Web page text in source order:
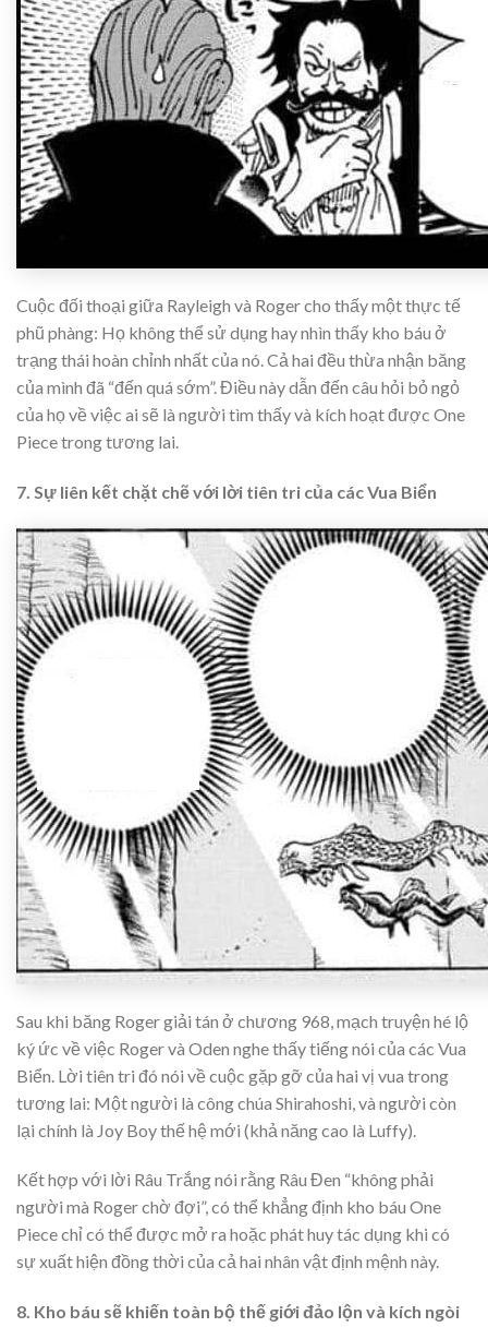
Cuộc đối thoại giữa Rayleigh và Roger cho thấy một thực tế
phũ phàng: Họ không thể sử dụng hay nhìn thấy kho báu ở
trạng thái hoàn chỉnh nhất của nó. Cả hai đều thừa nhận băng
của mình đã “đến quá sớm”. Điều này dẫn đến câu hỏi bỏ ngỏ
của họ về việc ai sẽ là người tìm thấy và kích hoạt được One
Piece trong tương lai.
7. Sự liên kết chặt chẽ với lời tiên tri của các Vua Biển
Sau khi băng Roger giải tán ở chương 968, mạch truyện hé lộ
ký ức về việc Roger và Oden nghe thấy tiếng nói của các Vua
Biển. Lời tiên tri đó nói về cuộc gặp gỡ của hai vị vua trong
tương lai: Một người là công chúa Shirahoshi, và người còn
lại chính là Joy Boy thế hệ mới (khả năng cao là Luffy).
Kết hợp với lời Râu Trắng nói rằng Râu Đen “không phải
người mà Roger chờ đợi”, có thể khẳng định kho báu One
Piece chỉ có thể được mở ra hoặc phát huy tác dụng khi có
sự xuất hiện đồng thời của cả hai nhân vật định mệnh này.
8. Kho báu sẽ khiến toàn bộ thế giới đảo lộn và kích ngòi